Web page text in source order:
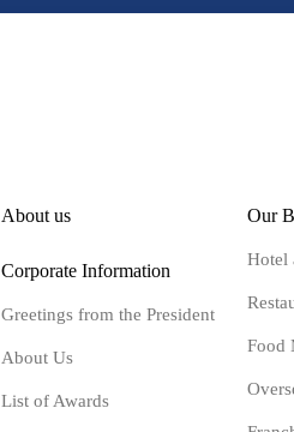
About us
Corporate Information
Greetings from the President
About Us
List of Awards
Our
Hotel
Food